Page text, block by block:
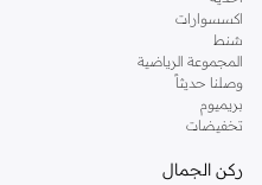
اكسسوارات
شنط
المجموعة الرياضية
وصلنا حديثاً
بريميوم
تخفيضات
ركن الجمال